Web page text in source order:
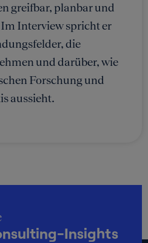
greifbar, planbar und
Interview spricht er
die
und darüber, wie
Forschung und
aussieht.
Insights